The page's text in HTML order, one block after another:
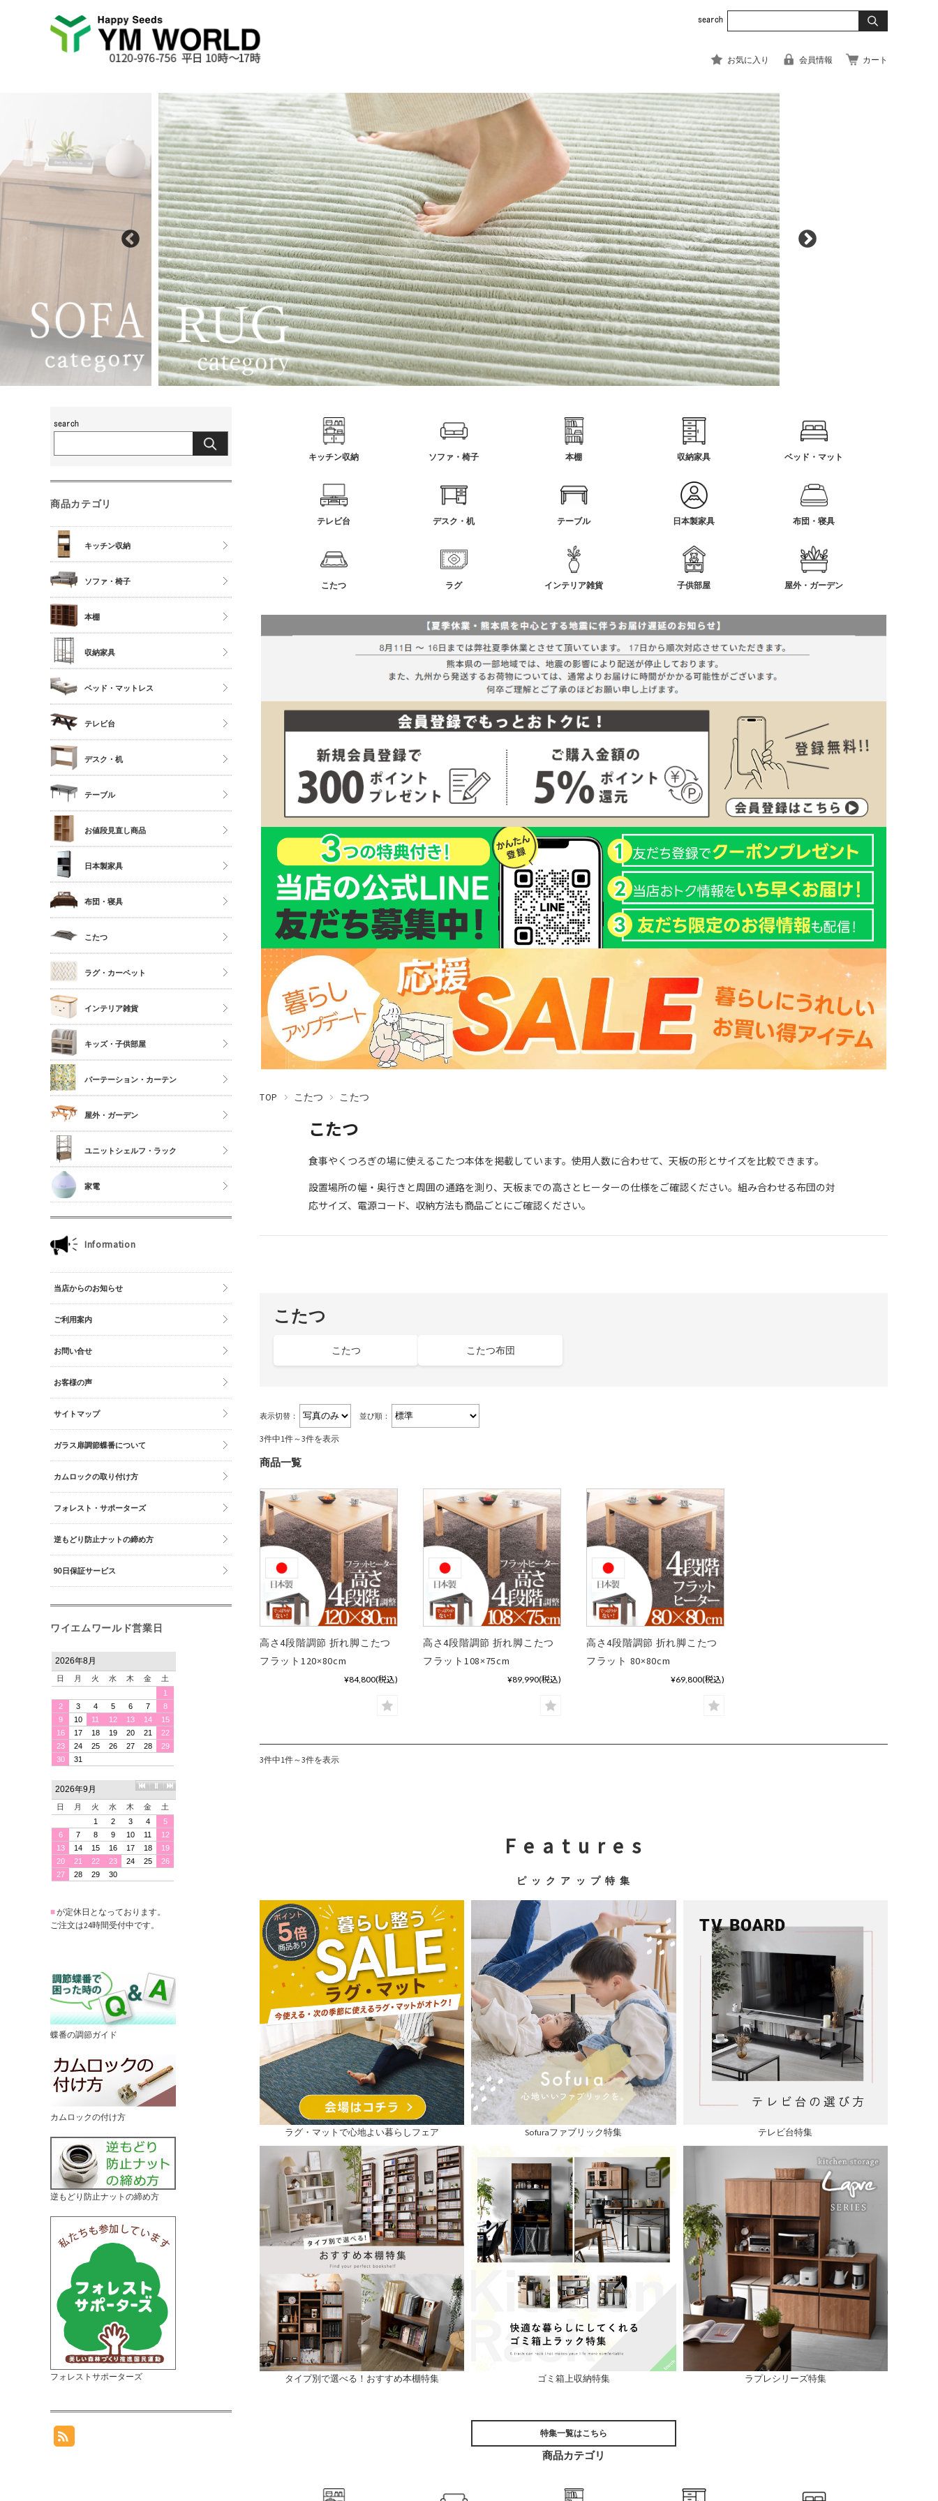
お気に入り 会員情報 カート
キッチン収納 ソファ・椅子 本棚 収納家具 ベッド・マット
テレビ台 デスク・机 テーブル 日本製家具 布団・寝具
こたつ ラグ インテリア雑貨 子供部屋 屋外・ガーデン
TOP こたつ こたつ
こたつ
食事やくつろぎの場に使えるこたつ本体を掲載しています。使用人数に合わせて、天板の形とサイズを比較できます。
設置場所の幅・奥行きと周囲の通路を測り、天板までの高さとヒーターの仕様をご確認ください。組み合わせる布団の対
応サイズ、電源コード、収納方法も商品ごとにご確認ください。
こたつ
こたつ こたつ布団
表示切替： 並び順：
3件中1件～3件を表示
商品一覧
高さ4段階調節 折れ脚こたつ
フラット120×80cm
¥84,800(税込)
高さ4段階調節 折れ脚こたつ
フラット108×75cm
¥89,990(税込)
高さ4段階調節 折れ脚こたつ
フラット 80×80cm
¥69,800(税込)
3件中1件～3件を表示
F e a t u r e s
ピ ッ ク ア ッ プ 特 集
ラグ・マットで心地よい暮らしフェア Sofuraファブリック特集 テレビ台特集
タイプ別で選べる！おすすめ本棚特集 ゴミ箱上収納特集 ラプレシリーズ特集
特集一覧はこちら
商品カテゴリ
商品カテゴリ
キッチン収納
食器棚
レンジ台
キッチンカウンター
ストッカー
ソファ・椅子
チェア
ソファ
座椅子
本棚
ミドルタイプ
ディスプレイラック
収納家具
タンス・チェスト
サニタリー
多目的収納
ベッド・マットレス
マットレス単品
シングル
セミダブル
テレビ台
ロータイプ
伸縮・変形・コーナー
デスク・机
デスク
サイドチェスト
テーブル
センターテーブル
サイドテーブル
お値段見直し商品
日本製家具
布団・寝具
シングル
セミダブル
ダブル以上
夏物布団
冬物布団
枕・抱き枕
マットレス単品
こたつ
こたつ
こたつ布団
ラグ・カーペット
正方形
長方形
円形
キッチンマット
玄関マット
インテリア雑貨
アクセサリーケース
照明・ライト
コスメボックス
収納雑貨
玄関雑貨
キッチン雑貨
ミラー・ドレッサー
本立て・マガジンラック
時計
バッグ
財布
キッズ・子供部屋
パーテーション・カーテン
カーテン・ブラインド
屋外・ガーデン
ユニットシェルフ・ラック
ユニットシェルフWiLLシリーズ
ジュリオシリーズ
家電
Information
当店からのお知らせ
ご利用案内
お問い合せ
お客様の声
サイトマップ
ガラス扉調節蝶番について
カムロックの取り付け方
フォレスト・サポーターズ
逆もどり防止ナットの締め方
90日保証サービス
ワイエムワールド営業日
■が定休日となっております。
ご注文は24時間受付中です。
蝶番の調節ガイド
カムロックの付け方
逆もどり防止ナットの締め方
フォレストサポーターズ